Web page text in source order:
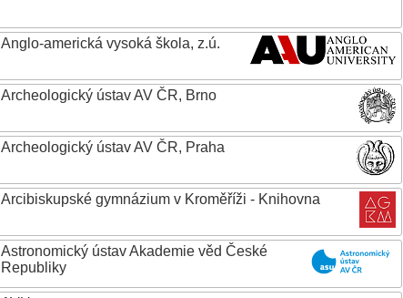
Anglo-americká vysoká škola, z.ú.
Archeologický ústav AV ČR, Brno
Archeologický ústav AV ČR, Praha
Arcibiskupské gymnázium v Kroměříži - Knihovna
Astronomický ústav Akademie věd České
Republiky